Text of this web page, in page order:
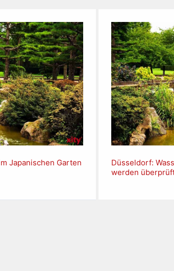
Japanischen Garten
Düsseldorf:
werden